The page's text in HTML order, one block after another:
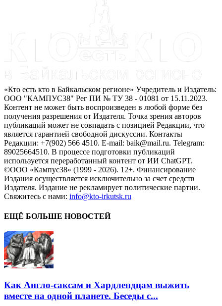
«Кто есть кто в Байкальском регионе» Учредитель и Издатель:
ООО "КАМПУС38" Рег ПИ № ТУ 38 - 01081 от 15.11.2023.
Контент не может быть воспроизведен в любой форме без
получения разрешения от Издателя. Точка зрения авторов
публикаций может не совпадать с позицией Редакции, что
является гарантией свободной дискуссии. Контакты
Редакции: +7(902) 566 4510. E-mail: baik@mail.ru. Telegram:
89025664510. В процессе подготовки публикаций
используется переработанный контент от ИИ ChatGPT.
©ООО «Кампус38» (1999 - 2026). 12+. Финансирование
Издания осуществляется исключительно за счет средств
Издателя. Издание не рекламирует политические партии.
Свяжитесь с нами: info@kto-irkutsk.ru
ЕЩЁ БОЛЬШЕ НОВОСТЕЙ
Как Англо-саксам и Хардлендцам выжить
вместе на одной планете. Беседы с...